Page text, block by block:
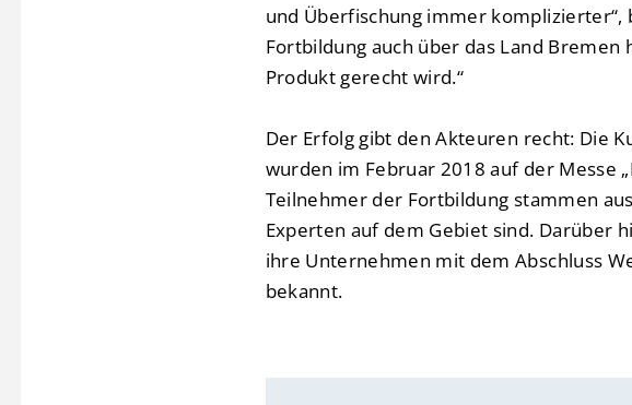
und Überfischung immer
Fortbildung auch über das Land
Produkt gerecht wird.“
Der Erfolg gibt den Akteuren recht: Die
wurden im Februar 2018 auf der Messe
Teilnehmer der Fortbildung stammen
Experten auf dem Gebiet sind. Darüber
ihre Unternehmen mit dem Abschluss
bekannt.